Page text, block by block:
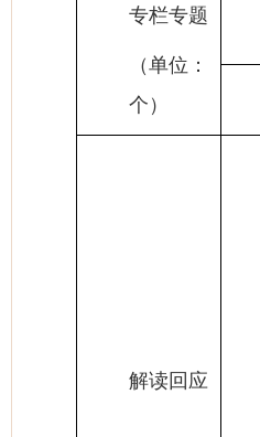
专栏专题
（单位：
个）
解读回应